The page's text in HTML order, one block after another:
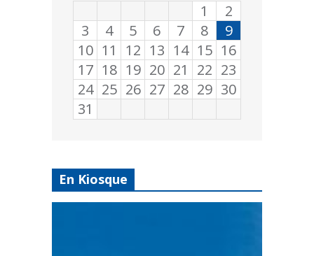
1
2
3
4 5 6 7 8
9
10 11 12 13 14 15 16
17 18 19 20 21 22 23
24 25 26 27 28 29 30
31
En Kiosque